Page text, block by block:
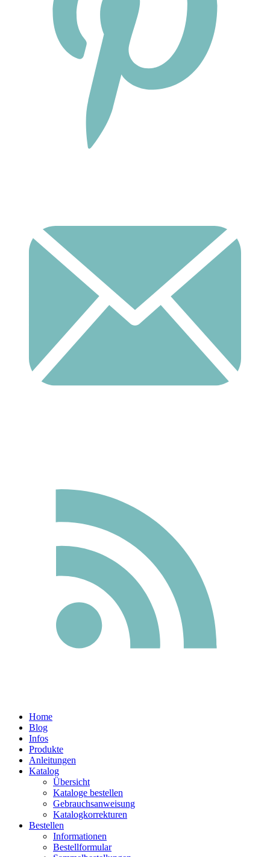
Home
Blog
Infos
Produkte
Anleitungen
Katalog
Übersicht
Kataloge bestellen
Gebrauchsanweisung
Katalogkorrekturen
Bestellen
Informationen
Bestellformular